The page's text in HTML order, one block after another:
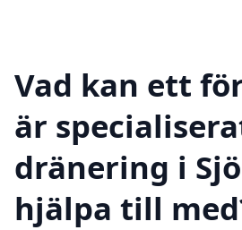
Vad kan ett
är
dränering i
hjälpa till